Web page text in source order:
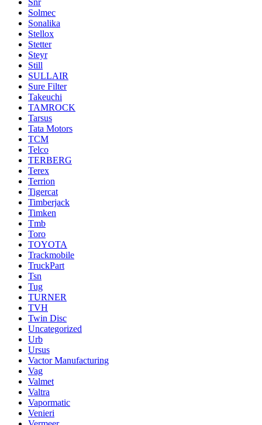
Snr
Solmec
Sonalika
Stellox
Stetter
Steyr
Still
SULLAIR
Sure Filter
Takeuchi
TAMROCK
Tarsus
Tata Motors
TCM
Telco
TERBERG
Terex
Terrion
Tigercat
Timberjack
Timken
Tmb
Toro
TOYOTA
Trackmobile
TruckPart
Tsn
Tug
TURNER
TVH
Twin Disc
Uncategorized
Urb
Ursus
Vactor Manufacturing
Vag
Valmet
Valtra
Vapormatic
Venieri